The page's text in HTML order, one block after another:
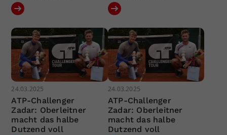
24.03.2025
ATP-Challenger
Zadar: Oberleitner
macht das halbe
Dutzend voll
24.03.2025
ATP-Challenger
Zadar: Oberleitner
macht das halbe
Dutzend voll